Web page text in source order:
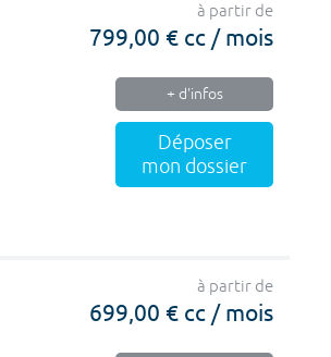
à partir de
799,00 € cc / mois
+ d'infos
Déposer
mon dossier
à partir de
699,00 € cc / mois